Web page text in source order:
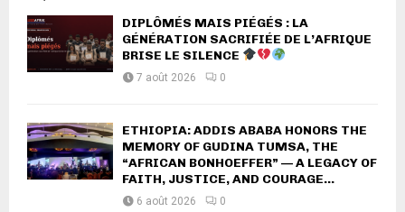
DIPLÔMÉS MAIS PIÉGÉS : LA
GÉNÉRATION SACRIFIÉE DE L’AFRIQUE
BRISE LE SILENCE
7 août 2026 0
ETHIOPIA: ADDIS ABABA HONORS THE
MEMORY OF GUDINA TUMSA, THE
“AFRICAN BONHOEFFER” — A LEGACY OF
FAITH, JUSTICE, AND COURAGE...
6 août 2026 0